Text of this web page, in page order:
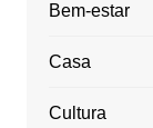
Bem-estar
Casa
Cultura